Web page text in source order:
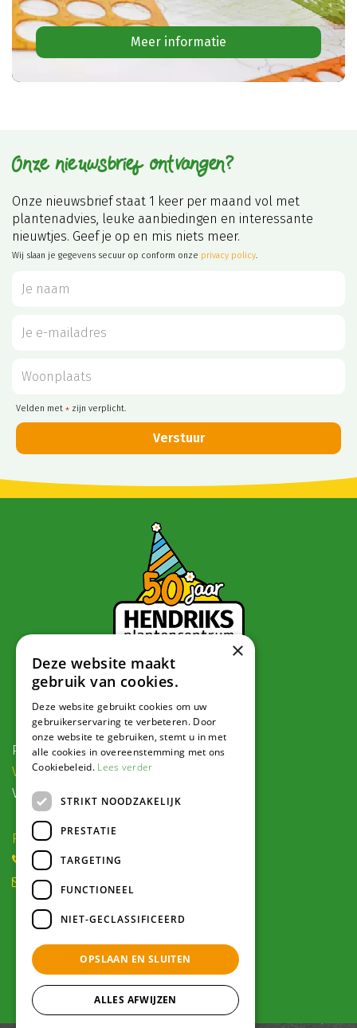
Meer informatie
Onze nieuwsbrief ontvangen?
Onze nieuwsbrief staat 1 keer per maand vol met
plantenadvies, leuke aanbiedingen en interessante
nieuwtjes. Geef je op en mis niets meer.
Wij slaan je gegevens secuur op conform onze privacy policy.
Velden met * zijn verplicht.
Contact
Postadres:
Veldweg 1, 5995 PG Kessel
Voor navigatie:
Roode Eggeweg 6b, Kessel
(0) 77 462 16 30
winkel@hendriksplantencentrum.nl
Openingstijden
Alle openingstijden >
×
Deze website maakt
gebruik van cookies.
Deze website gebruikt cookies om uw
gebruikerservaring te verbeteren. Door
onze website te gebruiken, stemt u in met
alle cookies in overeenstemming met ons
Cookiebeleid. Lees verder
STRIKT NOODZAKELIJK
PRESTATIE
TARGETING
FUNCTIONEEL
NIET-GECLASSIFICEERD
OPSLAAN EN SLUITEN
ALLES AFWIJZEN